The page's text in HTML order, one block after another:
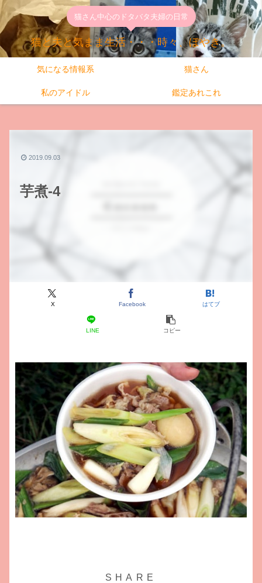
猫さん中心のドタバタ夫婦の日常
猫と夫と気まま生活・・・時々、ぼやき。
気になる情報系 猫さん
私のアイドル 鑑定あれこれ
芋煮-4
X Facebook はてブ
LINE コピー
2019.09.03